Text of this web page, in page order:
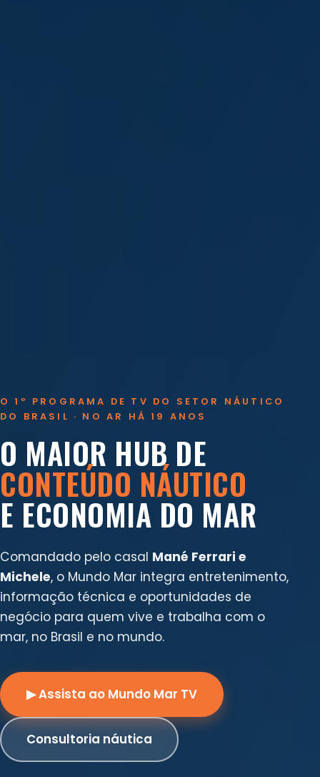
O 1º PROGRAMA DE TV DO SETOR NÁUTICO
DO BRASIL · NO AR HÁ 19 ANOS
O MAIOR HUB DE
CONTEÚDO NÁUTICO
E ECONOMIA DO MAR
Comandado pelo casal Mané Ferrari e
Michele, o Mundo Mar integra entretenimento,
informação técnica e oportunidades de
negócio para quem vive e trabalha com o
mar, no Brasil e no mundo.
▶ Assista ao Mundo Mar TV
Consultoria náutica